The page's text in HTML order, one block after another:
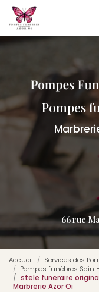
Aller
contenu
principal
Pompes
66 rue
Accueil
Services des
Pompes funèbres
stele funeraire
Marbrerie Azor Oi